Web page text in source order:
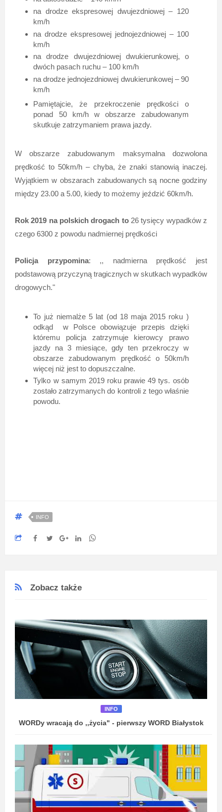
na drodze ekspresowej dwujezdniowej – 120
km/h
na drodze ekspresowej jednojezdniowej – 100
km/h
na drodze dwujezdniowej dwukierunkowej, o
dwóch pasach ruchu – 100 km/h
na drodze jednojezdniowej dwukierunkowej – 90
km/h
Pamiętajcie, że przekroczenie prędkości o
ponad 50 km/h w obszarze zabudowanym
skutkuje zatrzymaniem prawa jazdy.
W obszarze zabudowanym maksymalna dozwolona
prędkość to 50km/h – chyba, że znaki stanowią inaczej.
Wyjątkiem w obszarach zabudowanych są nocne godziny
między 23.00 a 5.00, kiedy to możemy jeździć 60km/h.
Rok 2019 na polskich drogach to 26 tysięcy wypadków z
czego 6300 z powodu nadmiernej prędkości
Policja przypomina: ,, nadmierna prędkość jest
podstawową przyczyną tragicznych w skutkach wypadków
drogowych."
To już niemalże 5 lat (od 18 maja 2015 roku )
odkąd w Polsce obowiązuje przepis dzięki
któremu policja zatrzymuje kierowcy prawo
jazdy na 3 miesiące, gdy ten przekroczy w
obszarze zabudowanym prędkość o 50km/h
więcej niż jest to dopuszczalne.
Tylko w samym 2019 roku prawie 49 tys. osób
zostało zatrzymanych do kontroli z tego właśnie
powodu.
INFO
Zobacz także
INFO
WORDy wracają do ,,życia" - pierwszy WORD Białystok